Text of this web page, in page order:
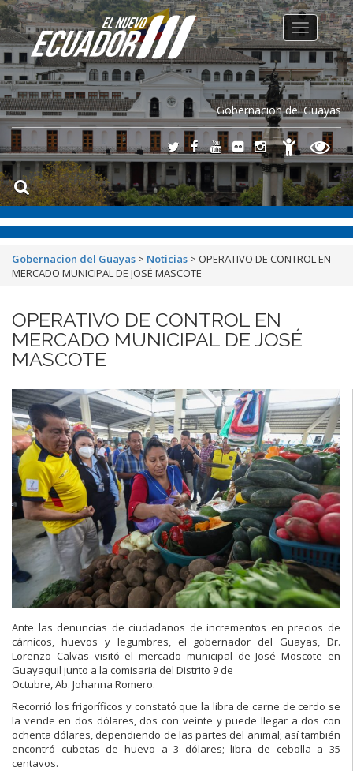
Gobernacion del Guayas
Toggle
navigation
Gobernacion del Guayas > Noticias > OPERATIVO DE CONTROL EN
MERCADO MUNICIPAL DE JOSÉ MASCOTE
OPERATIVO DE CONTROL EN
MERCADO MUNICIPAL DE JOSÉ
MASCOTE
Ante las denuncias de ciudadanos de incrementos en precios de
cárnicos, huevos y legumbres, el gobernador del Guayas, Dr.
Lorenzo Calvas visitó el mercado municipal de José Moscote en
Guayaquil junto a la comisaria del Distrito 9 de
Octubre, Ab. Johanna Romero.
Recorrió los frigoríficos y constató que la libra de carne de cerdo se
la vende en dos dólares, dos con veinte y puede llegar a dos con
ochenta dólares, dependiendo de las partes del animal; así también
encontró cubetas de huevo a 3 dólares; libra de cebolla a 35
centavos.